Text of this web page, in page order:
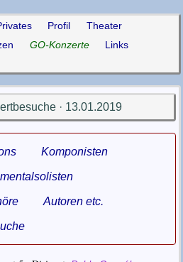
Profil
Theater
GO-Konzerte Links
· 13.01.2019
Komponisten
Autoren etc.